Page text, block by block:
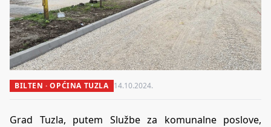
BILTEN · OPĆINA TUZLA 14.10.2024.
Grad Tuzla, putem Službe za komunalne poslove,